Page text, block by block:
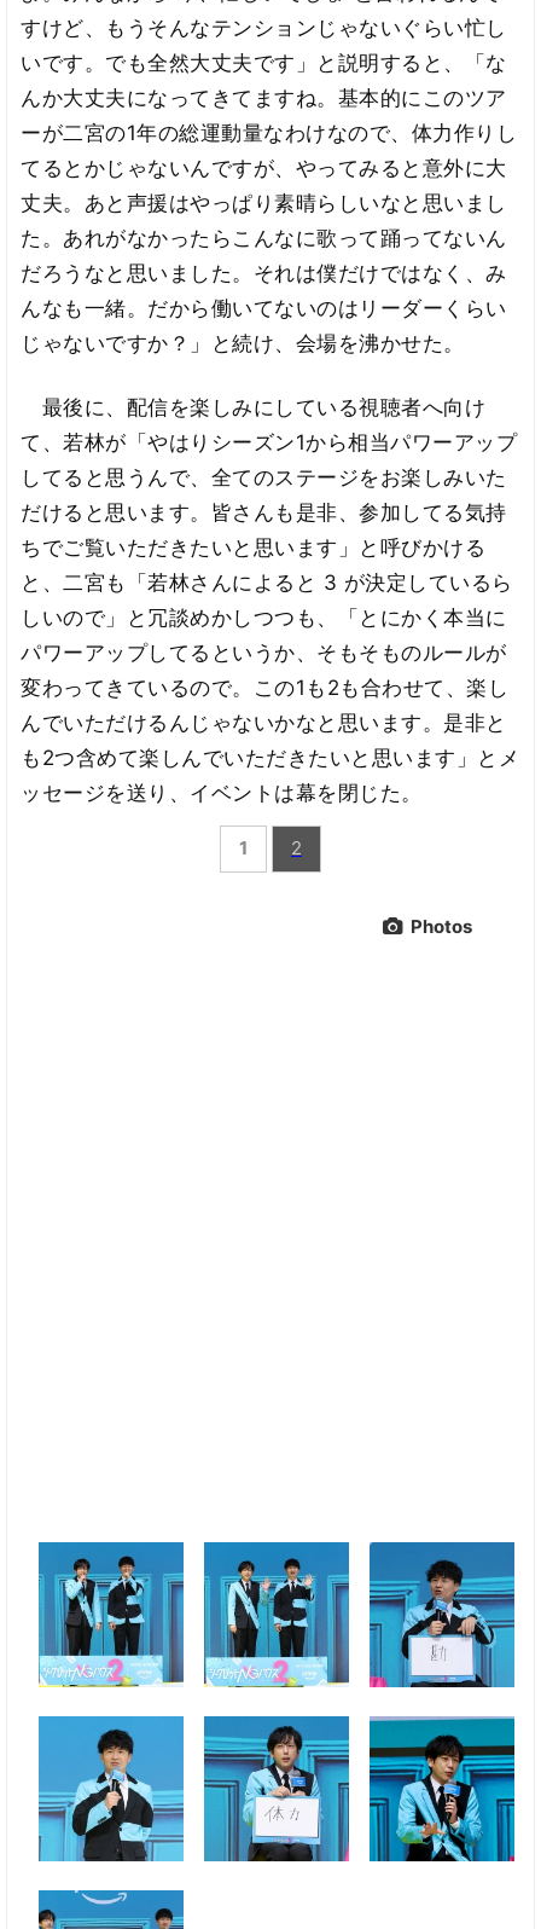
すけど、もうそんなテンションじゃないぐらい忙し
いです。でも全然大丈夫です」と説明すると、「な
んか大丈夫になってきてますね。基本的にこのツア
ーが二宮の1年の総運動量なわけなので、体力作りし
てるとかじゃないんですが、やってみると意外に大
丈夫。あと声援はやっぱり素晴らしいなと思いまし
た。あれがなかったらこんなに歌って踊ってないん
だろうなと思いました。それは僕だけではなく、み
んなも一緒。だから働いてないのはリーダーくらい
じゃないですか？」と続け、会場を沸かせた。
最後に、配信を楽しみにしている視聴者へ向け
て、若林が「やはりシーズン1から相当パワーアップ
してると思うんで、全てのステージをお楽しみいた
だけると思います。皆さんも是非、参加してる気持
ちでご覧いただきたいと思います」と呼びかける
と、二宮も「若林さんによると 3 が決定しているら
しいので」と冗談めかしつつも、「とにかく本当に
パワーアップしてるというか、そもそものルールが
変わってきているので。この1も2も合わせて、楽し
んでいただけるんじゃないかなと思います。是非と
も2つ含めて楽しんでいただきたいと思います」とメ
ッセージを送り、イベントは幕を閉じた。
1 2
Photos